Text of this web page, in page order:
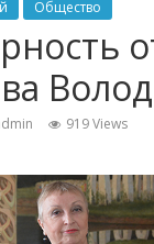
Общество
919 Views